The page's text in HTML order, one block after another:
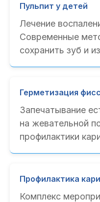
Пульпит у детей
Лечение
Современные
сохранить зуб и
Герметизация
Запечатывание
на жевательной
профилактики
Профилактика
Комплекс